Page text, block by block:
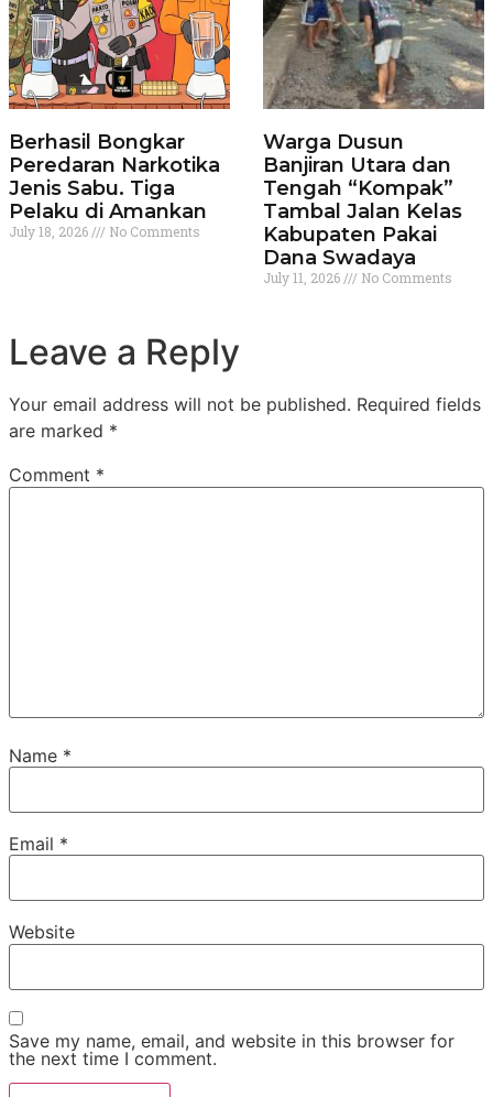
Berhasil Bongkar
Peredaran Narkotika
Jenis Sabu. Tiga
Pelaku di Amankan
July 18, 2026 No Comments
Warga Dusun
Banjiran Utara dan
Tengah “Kompak”
Tambal Jalan Kelas
Kabupaten Pakai
Dana Swadaya
July 11, 2026 No Comments
Leave a Reply
Your email address will not be published. Required fields
are marked *
Comment *
Name *
Email *
Website
Save my name, email, and website in this browser for
the next time I comment.